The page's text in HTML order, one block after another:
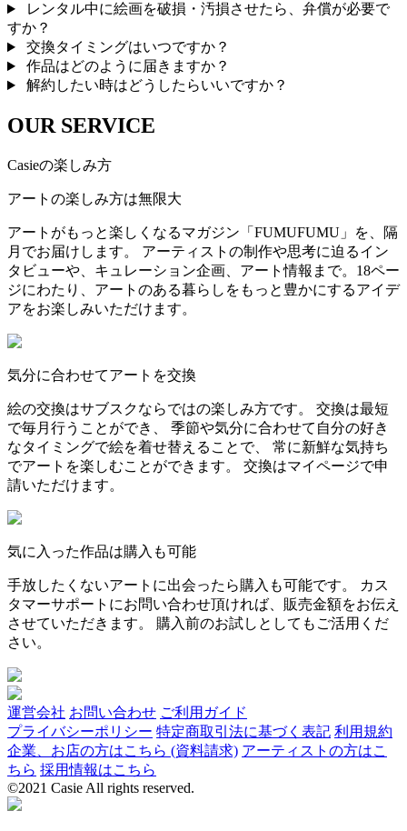
レンタル中に絵画を破損・汚損させたら、弁償が必要で
すか？
交換タイミングはいつですか？
作品はどのように届きますか？
解約したい時はどうしたらいいですか？
OUR SERVICE
Casieの楽しみ方
アートの楽しみ方は無限大
アートがもっと楽しくなるマガジン「FUMUFUMU」を、隔
月でお届けします。 アーティストの制作や思考に迫るイン
タビューや、キュレーション企画、アート情報まで。18ペー
ジにわたり、アートのある暮らしをもっと豊かにするアイデ
アをお楽しみいただけます。
気分に合わせてアートを交換
絵の交換はサブスクならではの楽しみ方です。 交換は最短
で毎月行うことができ、 季節や気分に合わせて自分の好き
なタイミングで絵を着せ替えることで、 常に新鮮な気持ち
でアートを楽しむことができます。 交換はマイページで申
請いただけます。
気に入った作品は購入も可能
手放したくないアートに出会ったら購入も可能です。 カス
タマーサポートにお問い合わせ頂ければ、販売金額をお伝え
させていただきます。 購入前のお試しとしてもご活用くだ
さい。
運営会社 お問い合わせ ご利用ガイド
プライバシーポリシー 特定商取引法に基づく表記 利用規約
企業、お店の方はこちら (資料請求) アーティストの方はこ
ちら 採用情報はこちら
©2021 Casie All rights reserved.